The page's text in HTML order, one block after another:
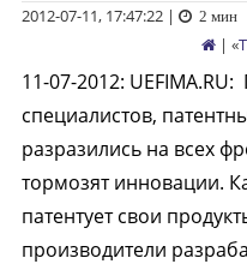
2012-07-11, 17:47:22| 2 мин
| «
11-07-2012: UEFIMA.RU:
специалистов,
разразились на всех
тормозят инновации.
патентует свои
производители